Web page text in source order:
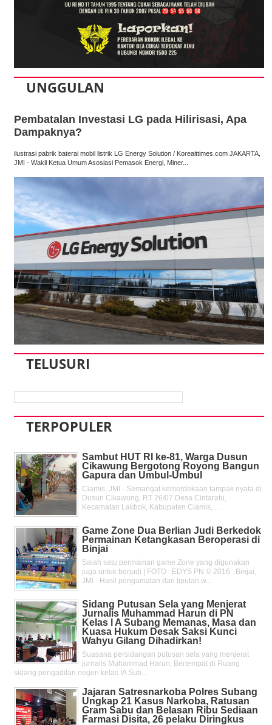
UNGGULAN
Pembatalan Investasi LG pada Hilirisasi, Apa
Dampaknya?
ilustrasi pabrik baterai mobil listrik LG Energy Solution / Koreaittimes.com JAKARTA,
JMI - Wakil Ketua Umum Asosiasi Pemasok Energi, Miner...
TELUSURI
TERPOPULER
Sambut HUT RI ke-81, Warga Dusun
Cikawung Bergotong Royong Bangun
Gapura dan Umbul-Umbul
Ciamis, JMI - Semangat kemerdekaan tampak nyata di
Dusun Cikawung, RT 26/07 Desa Cintaratu,
Kecamatan Lakbok, Kabupaten Ciamis, ...
Game Zone Dua Berlian Judi Berkedok
Permainan Ketangkasan Beroperasi di
Binjai
Salah satu permainan game Zone yang digunakan
juga untuk berjudi | FOTO : EDYS PN © 2016 Binjai,
JMI - Hasil pengamatan dan liputan w...
Sidang Putusan Sela yang Menjerat
Jurnalis Muhammad Harun di PN
Kelas l A Subang Memanas, Masa dan
Kuasa Hukum Desak Saksi Kunci
Wahyu Gilang Dihadirkan!
Suasana persidangan putusan sela yang menjerat
jurnalis Muhammad Harun, Bertempat di Ruang
sidang pengadilan negeri kelas IA Sub...
Jajaran Satresnarkoba Polres Subang
Ungkap 21 Kasus Narkoba, Ratusan
Gram Sabu dan Belasan Ribu Sediaan
Farmasi Disita, 26 pelaku Diringkus